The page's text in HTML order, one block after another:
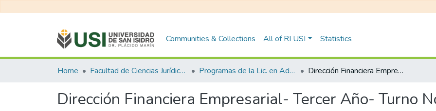
Communities & Collections All of RI USI Statistics
Home Facultad de Ciencias Jurídicas y de la Administración Programas de la Lic. en Administración de Negocios Dirección Financiera Empresarial- Tercer Año- Turno Noche
Dirección Financiera Empresarial- Tercer Año- Turno